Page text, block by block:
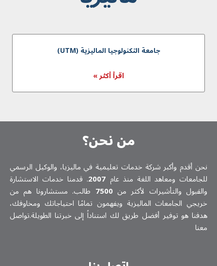
جامعة التكنولوجيا الماليزية (UTM)
اقرأ أكثر »
من نحن؟
نحن أقدم وأكبر شركة خدمات تعلیمیة في ماليزيا، والوكيل الرسمي
للجامعات ومعاهد اللغة منذ عام 2007. قدمنا خدمات الاستشارة
والقبول والتأشيرات لأكثر من7500 طالب. مستشارونا هم من
خريجي الجامعات الماليزية ويفهمون تمامًا احتياجاتك ومخاوفك،
هدفنا هو توفير أفضل طريق لك استناداً إلى خبرتنا الطويلة.تواصل
معنا